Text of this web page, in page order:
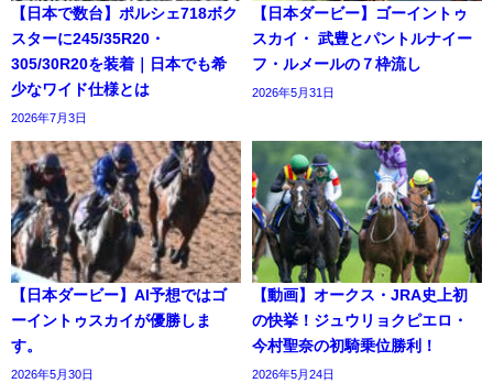
【日本で数台】ポルシェ718ボク
スターに245/35R20・
305/30R20を装着｜日本でも希
少なワイド仕様とは
2026年7月3日
【日本ダービー】ゴーイントゥ
スカイ・ 武豊とパントルナイー
フ・ルメールの７枠流し
2026年5月31日
【日本ダービー】AI予想ではゴ
ーイントゥスカイが優勝しま
す。
2026年5月30日
【動画】オークス・JRA史上初
の快挙！ジュウリョクピエロ・
今村聖奈の初騎乗位勝利！
2026年5月24日